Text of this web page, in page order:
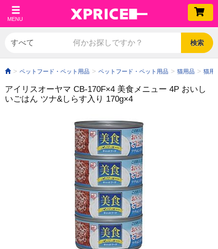
MENU
検索
ペットフード・ペット用品 ペットフード・ペット用品 猫用品 猫用
アイリスオーヤマ CB-170F×4 美食メニュー 4P おいし
いごはん ツナ&しらす入り 170g×4